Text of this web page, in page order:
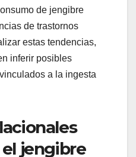
de jengibre
de trastornos
estas tendencias,
inferir posibles
a la ingesta
jengibre